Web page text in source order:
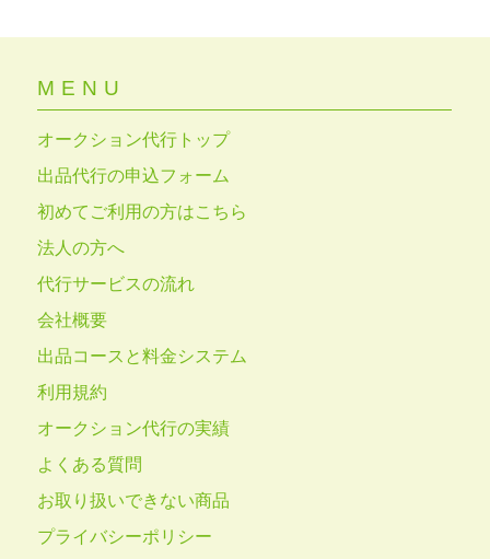
MENU
オークション代行トップ
出品代行の申込フォーム
初めてご利用の方はこちら
法人の方へ
代行サービスの流れ
会社概要
出品コースと料金システム
利用規約
オークション代行の実績
よくある質問
お取り扱いできない商品
プライバシーポリシー